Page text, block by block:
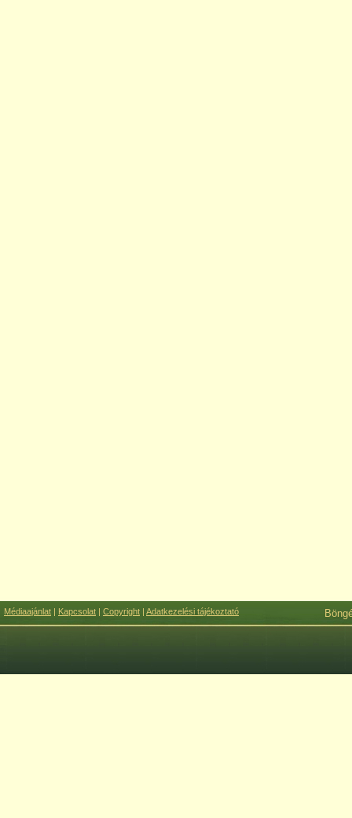
Médiaajánlat | Kapcsolat | Copyright | Adatkezelési tájékoztató